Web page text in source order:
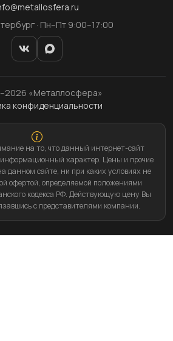
· Пн–Пт 9:00–17:00
«Металлосфера»
конфиденциальности
на то, что данный интернет-сайт
характер. Цены и прочие
данном сайте, ни при каких условиях не
офертой, определяемой положениями
кодекса РФ. Действующую цену Вы
с представителями компании.